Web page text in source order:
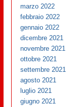
marzo 2022
febbraio 2022
gennaio 2022
dicembre 2021
novembre 2021
ottobre 2021
settembre 2021
agosto 2021
luglio 2021
giugno 2021